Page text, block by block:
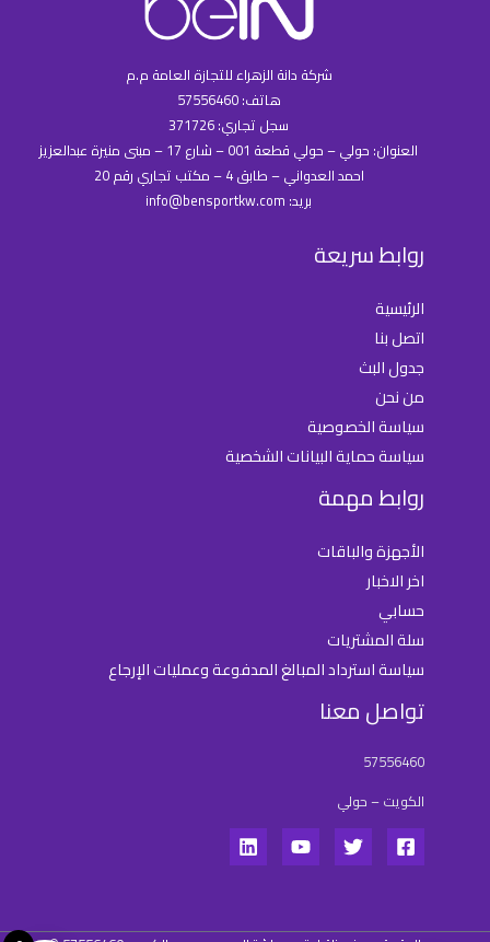
شركة دانة الزهراء للتجازة العامة م.م
هاتف: 57556460
سجل تجاري: 371726
العنوان: حولي – حولي قطعة 001 – شارع 17 – مبنى منيرة عبدالعزيز
احمد العدواني – طابق 4 – مكتب تجاري رقم 20
بريد: info@bensportkw.com
روابط سريعة
الرئيسية
اتصل بنا
جدول البث
من نحن
سياسة الخصوصية
سياسة حماية البيانات الشخصية
روابط مهمة
الأجهزة والباقات
اخر الاخبار
حسابي
سلة المشتريات
سياسة استرداد المبالغ المدفوعة وعمليات الإرجاع
تواصل معنا
57556460
الكويت – حولي